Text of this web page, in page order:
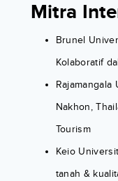
Mitra
Brunel
Kolaboratif
Nakhon,
Tourism
Keio
tanah &